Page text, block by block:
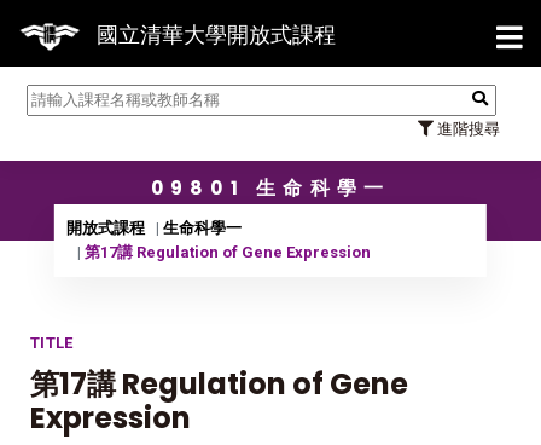
國立清華大學開放式課程
進階搜尋
【7/
09801 生命科學一
開放式課程
生命科學一
第17講 Regulation of Gene Expression
TITLE
第17講 Regulation of Gene
Expression